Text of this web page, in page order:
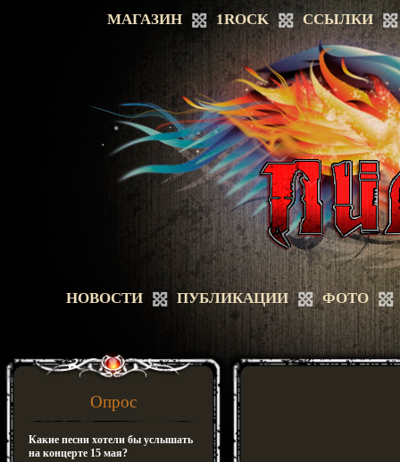
МАГАЗИН 1ROCK ССЫЛКИ
НОВОСТИ ПУБЛИКАЦИИ ФОТО
Опрос
Какие песни хотели бы услышать
на концерте 15 мая?